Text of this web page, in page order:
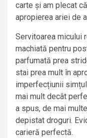
carte și am plecat
apropierea ariei de
Servitoarea micului
machiată pentru
parfumată prea
stai prea mult în
imperfecțiunii
mai mult decât
a spus, de mai
depistat droguri.
carieră perfectă.